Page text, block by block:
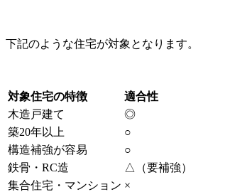
下記のような住宅が対象となります。
対象住宅の特徴
適合性
木造戸建て
◎
築20年以上
○
構造補強が容易
○
鉄骨・RC造
△（要補強）
集合住宅・マンション ×